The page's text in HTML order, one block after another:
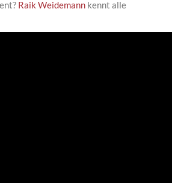
Raik Weidemannkennt alle